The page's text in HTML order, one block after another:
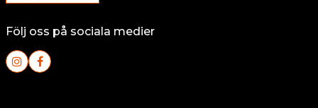
Följ oss på sociala medier